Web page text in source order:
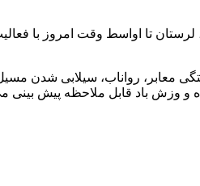
تا اواسط وقت امروز با
معابر، رواناب، سیلابی شدن
و وزش باد قابل ملاحظه پیش بینی